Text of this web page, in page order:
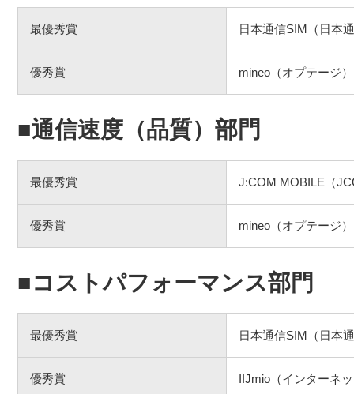
最優秀賞 日本通信SIM（日本
優秀賞 mineo（オプテージ）
■通信速度（品質）部門
最優秀賞 J:COM MOBILE（
優秀賞 mineo（オプテージ）
■コストパフォーマンス部門
最優秀賞 日本通信SIM（日本
優秀賞 IIJmio（インターネ